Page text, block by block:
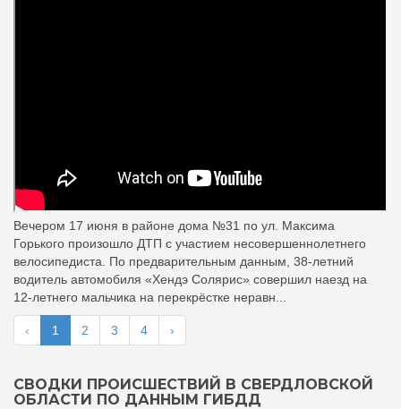
Вечером 17 июня в районе дома №31 по ул. Максима
Горького произошло ДТП с участием несовершеннолетнего
велосипедиста. По предварительным данным, 38‑летний
водитель автомобиля «Хендэ Солярис» совершил наезд на
12‑летнего мальчика на перекрёстке неравн...
‹ 1 2 3 4 ›
СВОДКИ ПРОИСШЕСТВИЙ В СВЕРДЛОВСКОЙ
ОБЛАСТИ ПО ДАННЫМ ГИБДД